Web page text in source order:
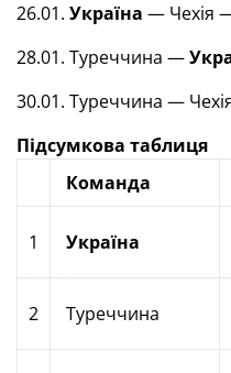
26.01. Україна — Чехія
28.01. Туреччина —
30.01. Туреччина —
Підсумкова таблиця
Команда
1 Україна
2 Туреччина